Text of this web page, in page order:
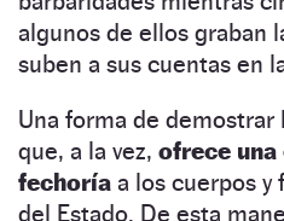
algunos de ellos graban
suben a sus cuentas en
Una forma de demostrar
que, a la vez, ofrece
fechoría a los cuerpos y
del Estado. De esta